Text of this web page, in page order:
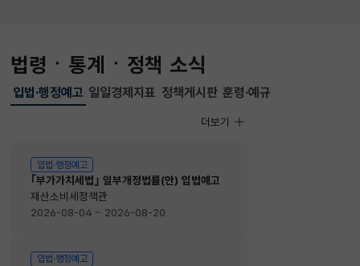
법령ㆍ통계ㆍ정책 소식
입법·행정예고
선택됨
입법·행정예고
입법·행정예고
｢부가가치세법｣ 일부개정법률(안) 입법예고
재산소비세정책관
2026-08-04 ~ 2026-08-20
입법·행정예고
입법·행정예고
더보기
일일경제지표 정책게시판 훈령·예규